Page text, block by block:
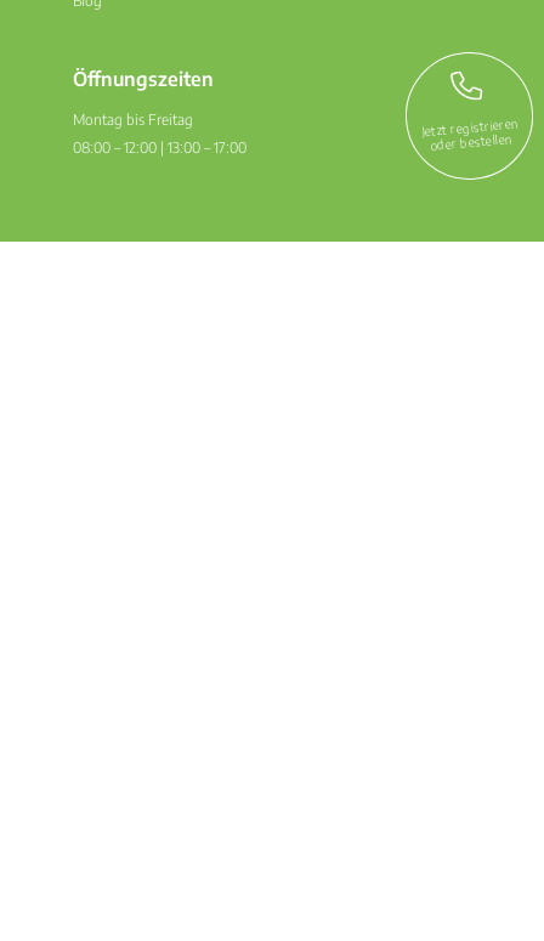
Öffnungszeiten
Montag bis Freitag
08:00 – 12:00 | 13:00 – 17:00
Infoportal
Jetzt registrieren
oder bestellen